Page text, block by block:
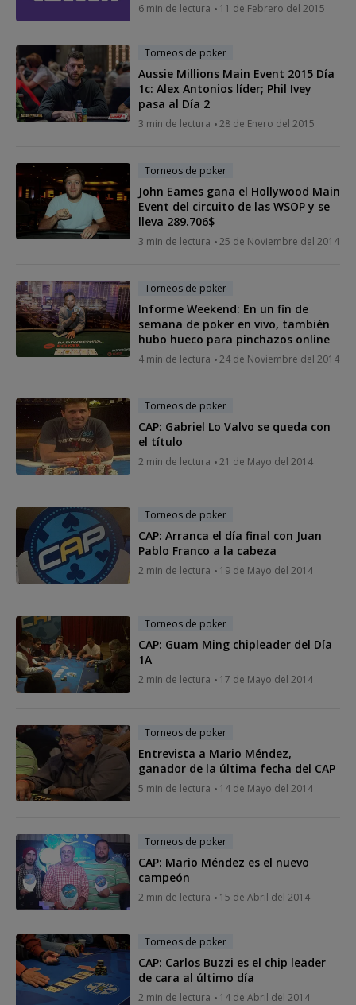
6 min de lectura 11 de Febrero del 2015
Torneos de poker
Aussie Millions Main Event 2015 Día
1c: Alex Antonios líder; Phil Ivey
pasa al Día 2
3 min de lectura 28 de Enero del 2015
Torneos de poker
John Eames gana el Hollywood Main
Event del circuito de las WSOP y se
lleva 289.706$
3 min de lectura 25 de Noviembre del 2014
Torneos de poker
Informe Weekend: En un fin de
semana de poker en vivo, también
hubo hueco para pinchazos online
4 min de lectura 24 de Noviembre del 2014
Torneos de poker
CAP: Gabriel Lo Valvo se queda con
el título
2 min de lectura 21 de Mayo del 2014
Torneos de poker
CAP: Arranca el día final con Juan
Pablo Franco a la cabeza
2 min de lectura 19 de Mayo del 2014
Torneos de poker
CAP: Guam Ming chipleader del Día
1A
2 min de lectura 17 de Mayo del 2014
Torneos de poker
Entrevista a Mario Méndez,
ganador de la última fecha del CAP
5 min de lectura 14 de Mayo del 2014
Torneos de poker
CAP: Mario Méndez es el nuevo
campeón
2 min de lectura 15 de Abril del 2014
Torneos de poker
CAP: Carlos Buzzi es el chip leader
de cara al último día
2 min de lectura 14 de Abril del 2014